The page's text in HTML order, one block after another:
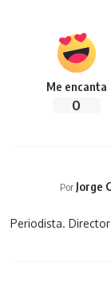
Me encanta
0
Por Jorge
Periodista.